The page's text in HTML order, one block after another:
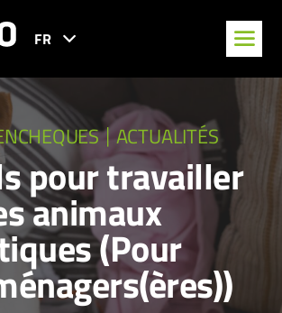
FR
ACTUALITÉS
pour travailler
animaux
(Pour